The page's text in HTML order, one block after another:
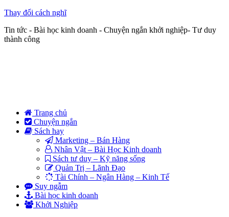
Thay đổi cách nghĩ
Tin tức - Bài học kinh doanh - Chuyện ngắn khởi nghiệp- Tư duy
thành công
Trang chủ
Chuyện ngắn
Sách hay
Marketing – Bán Hàng
Nhân Vật – Bài Học Kinh doanh
Sách tư duy – Kỹ năng sống
Quản Trị – Lãnh Đạo
Tài Chính – Ngân Hàng – Kinh Tế
Suy ngẫm
Bài học kinh doanh
Khởi Nghiệp